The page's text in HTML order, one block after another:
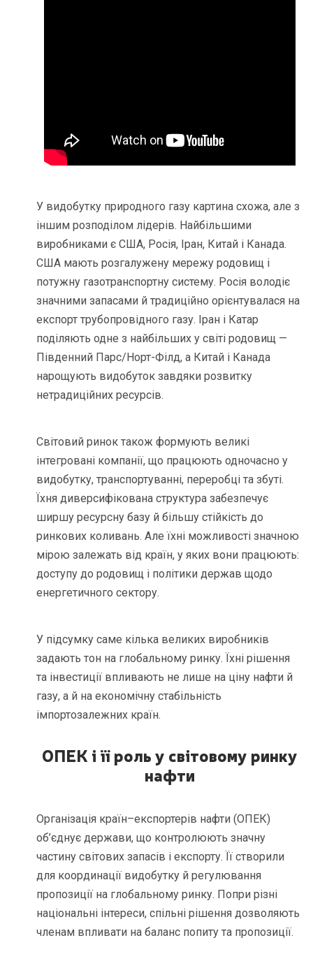
У видобутку природного газу картина схожа, але з
іншим розподілом лідерів. Найбільшими
виробниками є США, Росія, Іран, Китай і Канада.
США мають розгалужену мережу родовищ і
потужну газотранспортну систему. Росія володіє
значними запасами й традиційно орієнтувалася на
експорт трубопровідного газу. Іран і Катар
поділяють одне з найбільших у світі родовищ —
Південний Парс/Норт-Філд, а Китай і Канада
нарощують видобуток завдяки розвитку
нетрадиційних ресурсів.
Світовий ринок також формують великі
інтегровані компанії, що працюють одночасно у
видобутку, транспортуванні, переробці та збуті.
Їхня диверсифікована структура забезпечує
ширшу ресурсну базу й більшу стійкість до
ринкових коливань. Але їхні можливості значною
мірою залежать від країн, у яких вони працюють:
доступу до родовищ і політики держав щодо
енергетичного сектору.
У підсумку саме кілька великих виробників
задають тон на глобальному ринку. Їхні рішення
та інвестиції впливають не лише на ціну нафти й
газу, а й на економічну стабільність
імпортозалежних країн.
ОПЕК і її роль у світовому ринку
нафти
Організація країн–експортерів нафти (ОПЕК)
об’єднує держави, що контролюють значну
частину світових запасів і експорту. Її створили
для координації видобутку й регулювання
пропозиції на глобальному ринку. Попри різні
національні інтереси, спільні рішення дозволяють
членам впливати на баланс попиту та пропозиції.